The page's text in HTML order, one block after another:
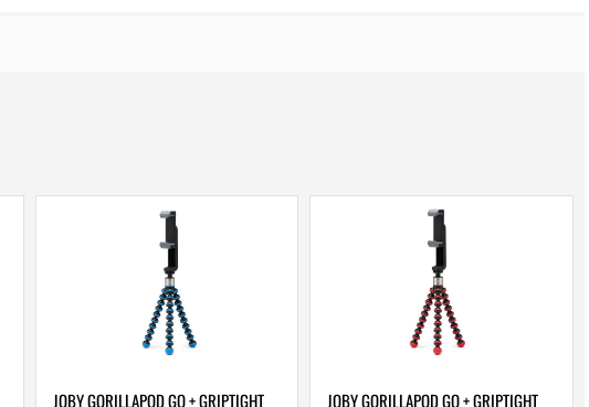
JOBY GORILLAPOD GO + GRIPTIGHT
JOBY GORILLAPOD GO + GRIPTIGHT